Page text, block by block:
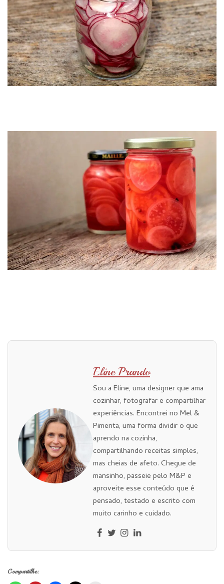
Eline Prando
Sou a Eline, uma designer que ama
cozinhar, fotografar e compartilhar
experiências. Encontrei no Mel &
Pimenta, uma forma dividir o que
aprendo na cozinha,
compartilhando receitas simples,
mas cheias de afeto. Chegue de
mansinho, passeie pelo M&P e
aproveite esse conteúdo que é
pensado, testado e escrito com
muito carinho e cuidado.
Compartilhe: